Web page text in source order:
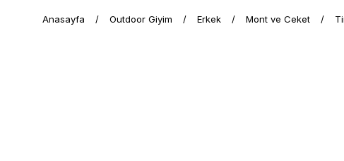
Anasayfa Outdoor Giyim Erkek Mont ve Ceket